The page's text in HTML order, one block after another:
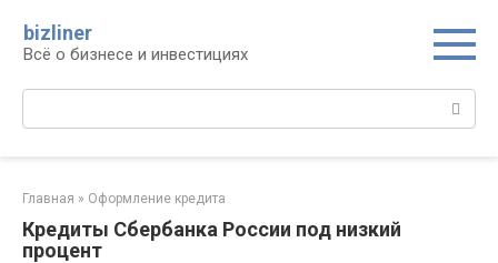
контенту
bizliner
Всё о бизнесе и инвестициях
Поиск:
Главная » Оформление кредита
Кредиты Сбербанка России под низкий
процент